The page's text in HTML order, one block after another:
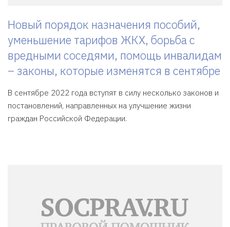
Новый порядок назначения пособий,
уменьшение тарифов ЖКХ, борьба с
вредными соседями, помощь инвалидам
– законы, которые изменятся в сентябре
В сентябре 2022 года вступят в силу несколько законов и
постановлений, направленных на улучшение жизни
граждан Российской Федерации.